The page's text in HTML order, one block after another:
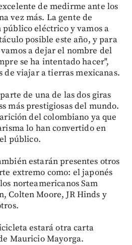
de medirme ante los
vez más. La gente de
eléctrico y vamos a
posible este año, y para
a dejar el nombre del
se ha intentado hacer",
de viajar a tierras mexicanas.
de una de las dos giras
más prestigiosas del mundo.
del colombiano ya que
lo han convertido en
público.
estarán presentes otros
extremo como: el japonés
norteamericanos Sam
Colten Moore, JR Hinds y
estará otra carta
Mauricio Mayorga.